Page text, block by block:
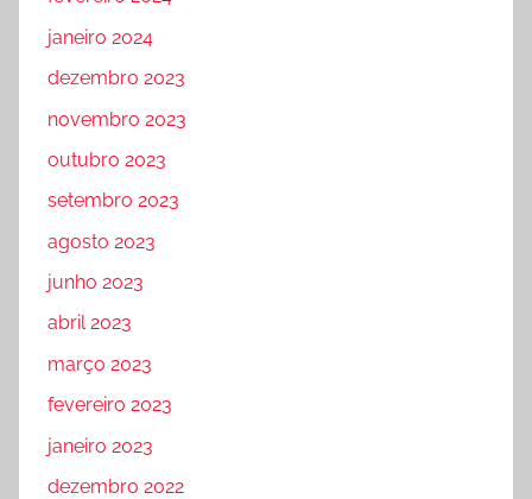
janeiro 2024
dezembro 2023
novembro 2023
outubro 2023
setembro 2023
agosto 2023
junho 2023
abril 2023
março 2023
fevereiro 2023
janeiro 2023
dezembro 2022